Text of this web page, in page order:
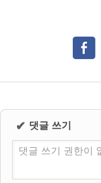
✔ 댓글 쓰기
댓글 쓰기 권한이